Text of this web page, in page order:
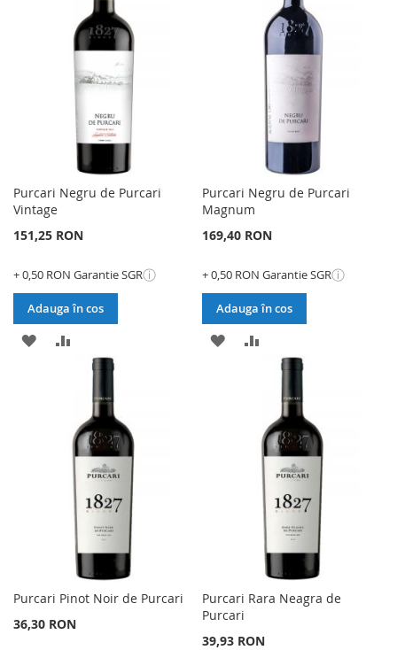
DORINTE
DORINTE
Purcari Negru de Purcari
Vintage
151,25 RON
+ 0,50 RON Garantie SGRⓘ
Adauga în cos
ADAUGATI
DORINTE
PENTRU
COMPARARE
Purcari Negru de Purcari
Magnum
169,40 RON
+ 0,50 RON Garantie SGRⓘ
Adauga în cos
ADAUGATI
DORINTE
PENTRU
COMPARARE
Purcari Pinot Noir de Purcari
36,30 RON
Purcari Rara Neagra de
Purcari
39,93 RON